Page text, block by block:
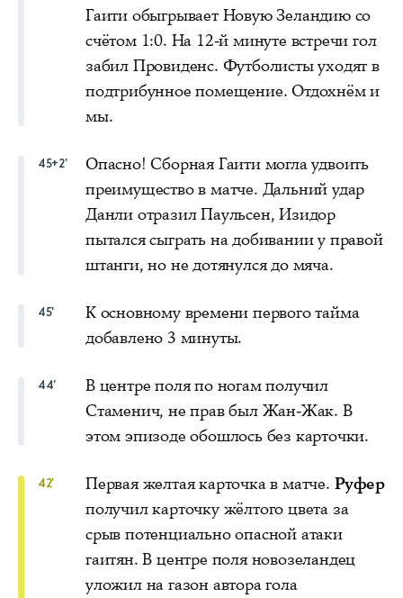
Гаити обыгрывает Новую Зеландию со
счётом 1:0. На 12-й минуте встречи гол
забил Провиденс. Футболисты уходят в
подтрибунное помещение. Отдохнём и
мы.
45+2'
Опасно! Сборная Гаити могла удвоить
преимущество в матче. Дальний удар
Данли отразил Паульсен, Изидор
пытался сыграть на добивании у правой
штанги, но не дотянулся до мяча.
45'
К основному времени первого тайма
добавлено 3 минуты.
44'
В центре поля по ногам получил
Стаменич, не прав был Жан-Жак. В
этом эпизоде обошлось без карточки.
42' Первая желтая карточка в матче. Руфер
получил карточку жёлтого цвета за
срыв потенциально опасной атаки
гаитян. В центре поля новозеландец
уложил на газон автора гола